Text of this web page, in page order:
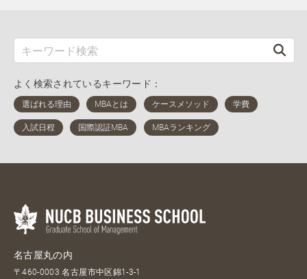
よく検索されているキーワード：
名古屋丸の内
〒460-0003 名古屋市中区錦1-3-1